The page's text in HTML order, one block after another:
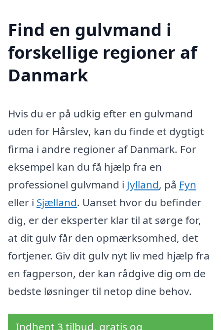
Find en gulvmand i
forskellige regioner af
Danmark
Hvis du er på udkig efter en gulvmand
uden for Hårslev, kan du finde et dygtigt
firma i andre regioner af Danmark. For
eksempel kan du få hjælp fra en
professionel gulvmand i Jylland, på Fyn
eller i Sjælland. Uanset hvor du befinder
dig, er der eksperter klar til at sørge for,
at dit gulv får den opmærksomhed, det
fortjener. Giv dit gulv nyt liv med hjælp fra
en fagperson, der kan rådgive dig om de
bedste løsninger til netop dine behov.
Indhent 3 tilbud, gratis og